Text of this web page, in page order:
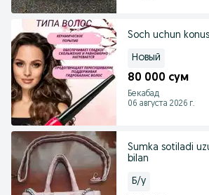
Soch uchun konus
Новый
80 000 сум
Бекабад
06 августа 2026 г.
Sumka sotiladi
bilan
Б/у